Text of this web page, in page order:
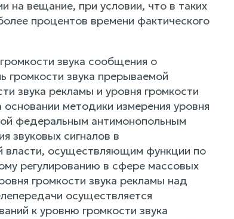
на вещание, при условии, что в таких
процентов времени фактического
звука сообщения о
звука прерываемой
звука рекламы и уровня громкости
методики измерения уровня
федеральным антимонопольным
звуковых сигналов в
власти, осуществляющим функции по
регулированию в сфере массовых
громкости звука рекламы над
осуществляется
к уровню громкости звука